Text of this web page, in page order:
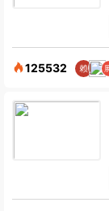
125532